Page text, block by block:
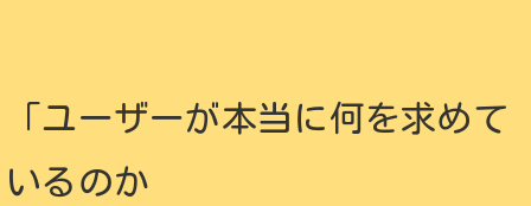
「ユーザーが本当に何を求めて
いるのか